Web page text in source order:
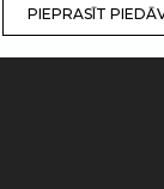
PIEPRASĪT